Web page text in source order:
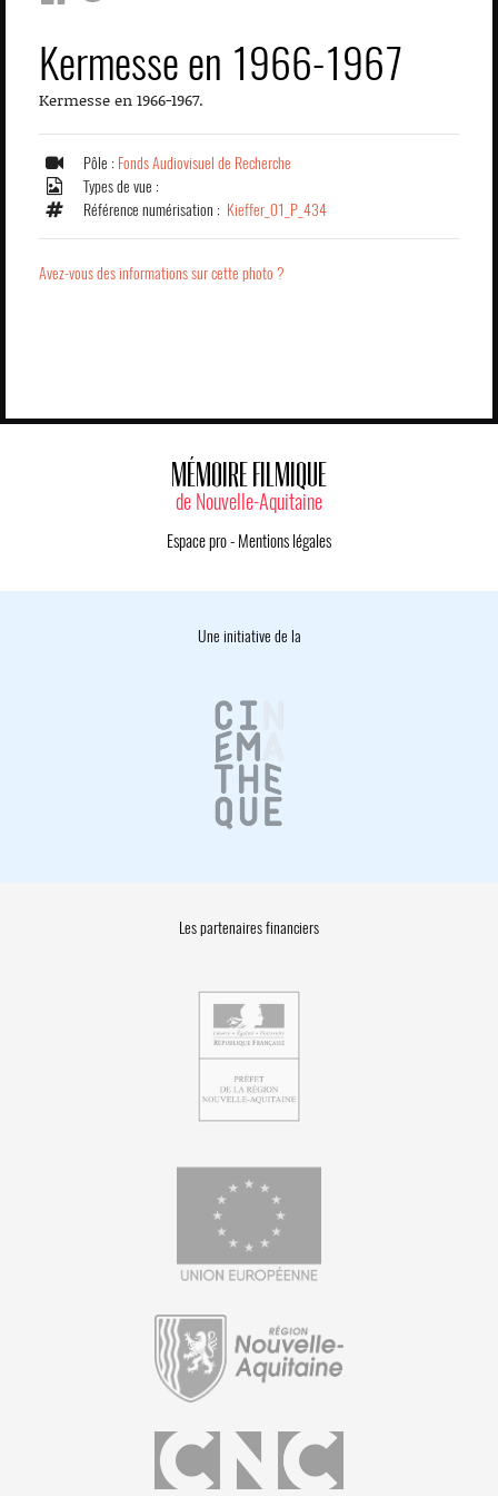
Kermesse en 1966-1967
Kermesse en 1966-1967.
Pôle : Fonds Audiovisuel de Recherche
Types de vue :
Référence numérisation : Kieffer_01_P_434
Avez-vous des informations sur cette photo ?
MÉMOIRE FILMIQUE
de Nouvelle-Aquitaine
Espace pro- Mentions légales
Une initiative de la
Les partenaires financiers